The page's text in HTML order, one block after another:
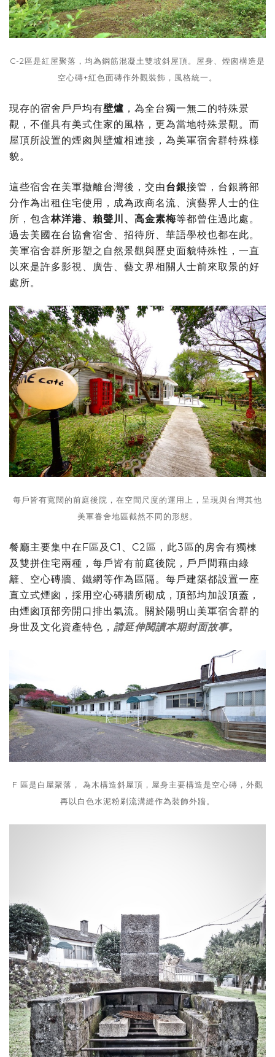
C-2區是紅屋聚落，均為鋼筋混凝土雙坡斜屋頂。屋身、煙囪構造是
空心磚+紅色面磚作外觀裝飾，風格統一。
現存的宿舍戶戶均有壁爐 ，為全台獨一無二的特殊景
觀，不僅具有美式住家的風格，更為當地特殊景觀。而
屋頂所設置的煙囪與壁爐相連接，為美軍宿舍群特殊樣
貌。
這些宿舍在美軍撤離台灣後，交由台銀接管，台銀將部
分作為出租住宅使用，成為政商名流、演藝界人士的住
所，包含林洋港、賴聲川、高金素梅等都曾住過此處。
過去美國在台協會宿舍、招待所、華語學校也都在此。
美軍宿舍群所形塑之自然景觀與歷史面貌特殊性，一直
以來是許多影視、廣告、藝文界相關人士前來取景的好
處所。
每戶皆有寬闊的前庭後院，在空間尺度的運用上，呈現與台灣其他
美軍眷舍地區截然不同的形態。
餐廳主要集中在F區及C1、C2區，此3區的房舍有獨棟
及雙拼住宅兩種，每戶皆有前庭後院，戶戶間藉由綠
籬、空心磚牆、鐵網等作為區隔。每戶建築都設置一座
直立式煙囪，採用空心磚牆所砌成，頂部均加設頂蓋，
由煙囪頂部旁開口排出氣流。關於陽明山美軍宿舍群的
身世及文化資產特色， 請延伸閱讀本期封面故事。
F 區是白屋聚落， 為木構造斜屋頂，屋身主要構造是空心磚，外觀
再以白色水泥粉刷流溝縫作為裝飾外牆。